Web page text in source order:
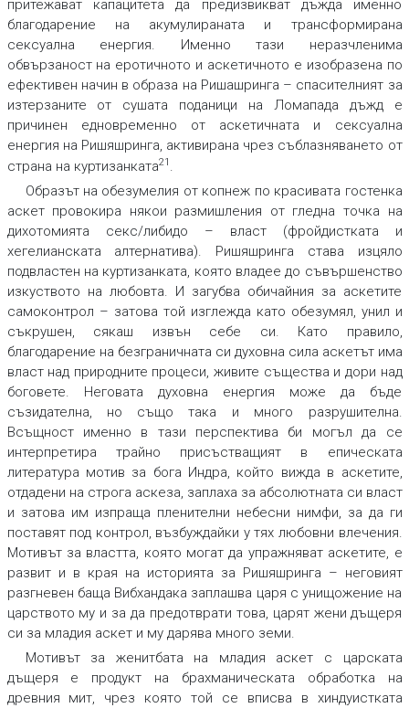
притежават капацитета да предизвикват дъжда именно
благодарение на акумулираната и трансформирана
сексуална енергия. Именно тази неразчленима
обвързаност на еротичното и аскетичното е изобразена по
ефективен начин в образа на Ришашринга – спасителният за
изтерзаните от сушата поданици на Ломапада дъжд е
причинен едновременно от аскетичната и сексуална
енергия на Ришяшринга, активирана чрез съблазняването от
страна на куртизанката21 .
Образът на обезумелия от копнеж по красивата гостенка
аскет провокира някои размишления от гледна точка на
дихотомията секс/либидо – власт (фройдистката и
хегелианската алтернатива). Ришяшринга става изцяло
подвластен на куртизанката, която владее до съвършенство
изкуството на любовта. И загубва обичайния за аскетите
самоконтрол – затова той изглежда като обезумял, унил и
съкрушен, сякаш извън себе си. Като правило,
благодарение на безграничната си духовна сила аскетът има
власт над природните процеси, живите същества и дори над
боговете. Неговата духовна енергия може да бъде
съзидателна, но също така и много разрушителна.
Всъщност именно в тази перспектива би могъл да се
интерпретира трайно присъстващият в епическата
литература мотив за бога Индра, който вижда в аскетите,
отдадени на строга аскеза, заплаха за абсолютната си власт
и затова им изпраща пленителни небесни нимфи, за да ги
поставят под контрол, възбуждайки у тях любовни влечения.
Мотивът за властта, която могат да упражняват аскетите, е
развит и в края на историята за Ришяшринга – неговият
разгневен баща Вибхандака заплашва царя с унищожение на
царството му и за да предотврати това, царят жени дъщеря
си за младия аскет и му дарява много земи.
Мотивът за женитбата на младия аскет с царската
дъщеря е продукт на брахманическата обработка на
древния мит, чрез която той се вписва в хиндуистката